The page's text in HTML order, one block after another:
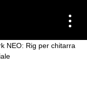
NEO: Rig per chitarra